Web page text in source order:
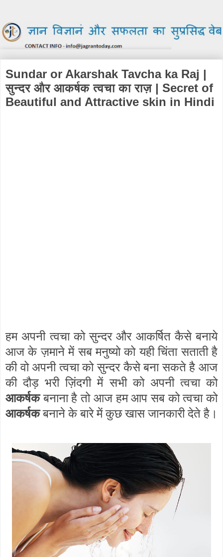
Sundar or Akarshak Tavcha ka Raj |
सुन्दर और आकर्षक त्वचा का राज़ | Secret of
Beautiful and Attractive skin in Hindi
हम अपनी त्वचा को सुन्दर और आकर्षित कैसे बनाये
आज के ज़माने में सब मनुष्यो को यही चिंता सताती है
की वो अपनी त्वचा को सुन्दर कैसे बना सकते है आज
की दौड़ भरी ज़िंदगी में सभी को अपनी त्वचा को
आकर्षक बनाना है तो आज हम आप सब को त्वचा को
आकर्षकबनाने के बारे में कुछ खास जानकारी देते है।